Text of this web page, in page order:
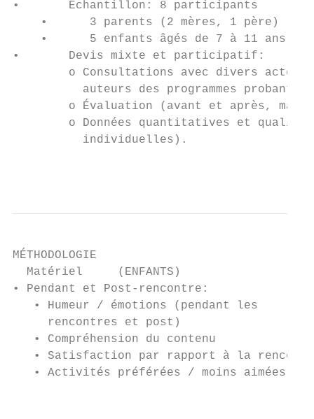
•       Échantillon: 8 participants
    •      3 parents (2 mères, 1 père)
•      5 enfants âgés de 7 à 11 ans (3
•       Devis mixte et participatif:
o Consultations avec divers
          auteurs des programmes probants)
o Évaluation (avant et après,
o Données quantitatives et
          individuelles).
MÉTHODOLOGIE
  Matériel     (ENFANTS)
• Pendant et Post-rencontre:
• Humeur / émotions (pendant les
rencontres et post)
• Compréhension du contenu
• Satisfaction par rapport à la
• Activités préférées / moins aimées